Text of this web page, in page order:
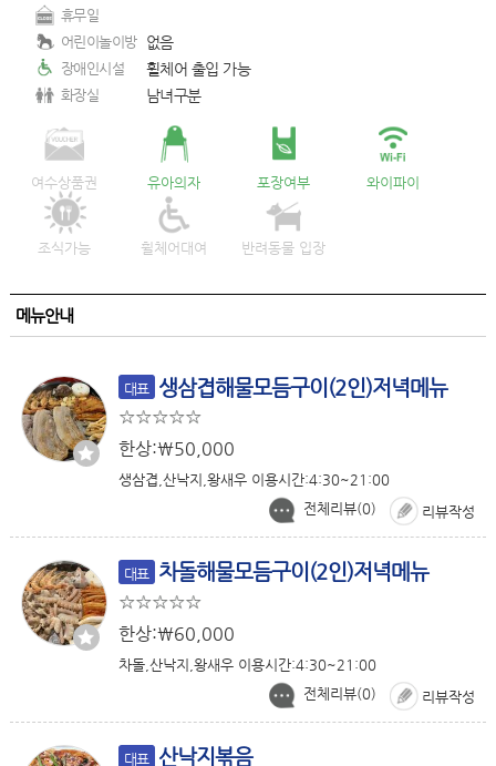
휴무일
어린이놀이방
없음
장애인시설 휠체어 출입 가능
화장실 남녀구분
여수상품권 유아의자 포장여부 와이파이
조식가능 휠체어대여 반려동물 입장
메뉴안내
대표 생삼겹해물모듬구이(2인)저녁메뉴
한상:￦50,000
생삼겹,산낙지,왕새우 이용시간:4:30~21:00
리뷰작성
전체리뷰(0)
대표 차돌해물모듬구이(2인)저녁메뉴
한상:￦60,000
차돌,산낙지,왕새우 이용시간:4:30~21:00
리뷰작성
전체리뷰(0)
대표 산낙지볶음